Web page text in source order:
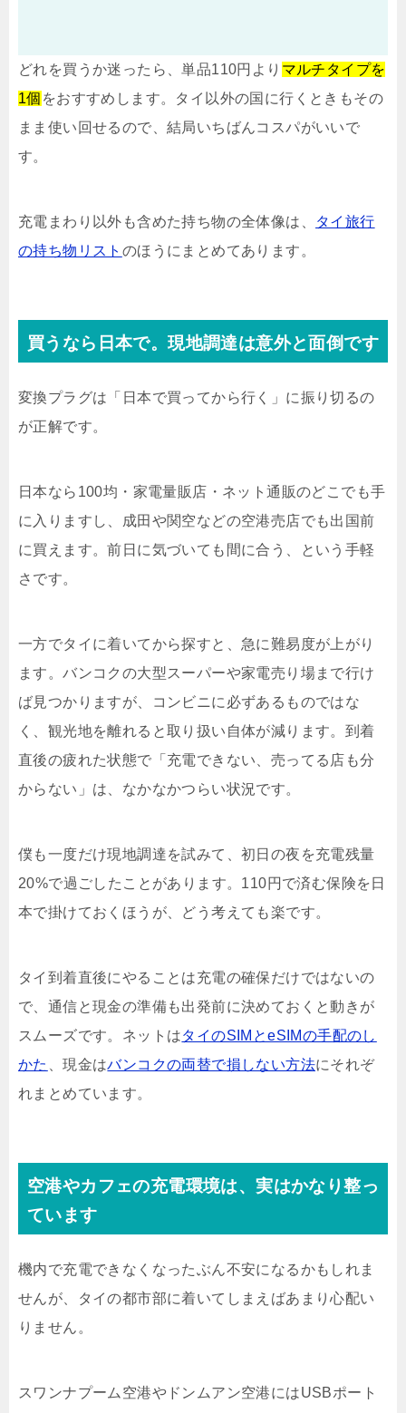
どれを買うか迷ったら、単品110円より マルチタイプを
1個 をおすすめします。タイ以外の国に行くときもその
まま使い回せるので、結局いちばんコスパがいいで
す。
充電まわり以外も含めた持ち物の全体像は、
タイ旅行
の持ち物リスト のほうにまとめてあります。
買うなら日本で。現地調達は意外と面倒です
変換プラグは「日本で買ってから行く」に振り切るの
が正解です。
日本なら100均・家電量販店・ネット通販のどこでも手
に入りますし、成田や関空などの空港売店でも出国前
に買えます。前日に気づいても間に合う、という手軽
さです。
一方でタイに着いてから探すと、急に難易度が上がり
ます。バンコクの大型スーパーや家電売り場まで行け
ば見つかりますが、コンビニに必ずあるものではな
く、観光地を離れると取り扱い自体が減ります。到着
直後の疲れた状態で「充電できない、売ってる店も分
からない」は、なかなかつらい状況です。
僕も一度だけ現地調達を試みて、初日の夜を充電残量
20%で過ごしたことがあります。110円で済む保険を日
本で掛けておくほうが、どう考えても楽です。
タイ到着直後にやることは充電の確保だけではないの
で、通信と現金の準備も出発前に決めておくと動きが
スムーズです。ネットはタイのSIMとeSIMの手配のし
かた
、現金はバンコクの両替で損しない方法にそれぞ
れまとめています。
空港やカフェの充電環境は、実はかなり整っ
ています
機内で充電できなくなったぶん不安になるかもしれま
せんが、タイの都市部に着いてしまえばあまり心配い
りません。
スワンナプーム空港やドンムアン空港にはUSBポート